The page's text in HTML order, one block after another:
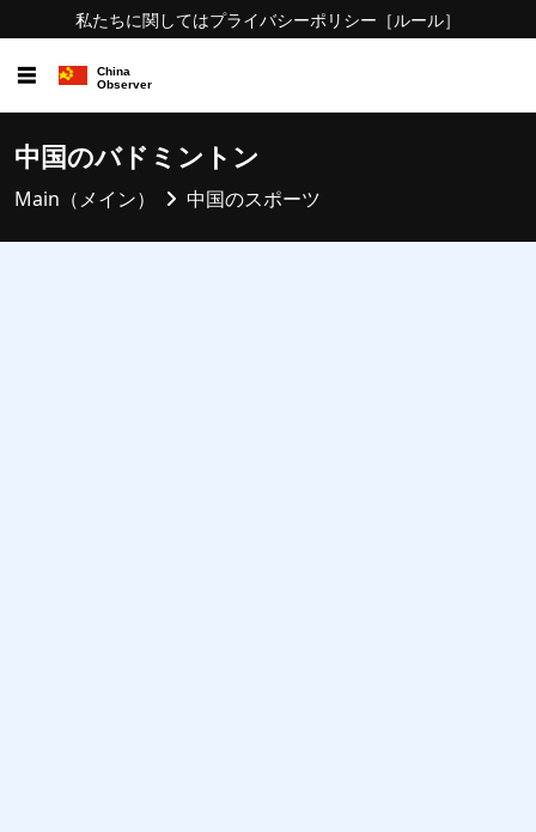
私たちに関してはプライバシーポリシー ［ルール］
☰
中国のバドミントン
Main（メイン） 中国のスポーツ